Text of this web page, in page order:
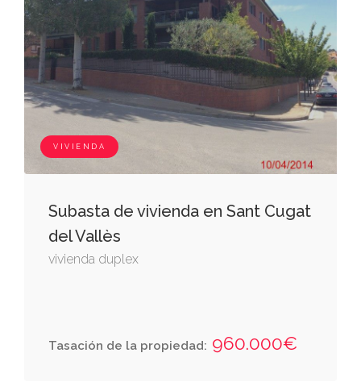
VIVIENDA
Subasta de vivienda en Sant Cugat
del Vallès
vivienda duplex
Tasación de la propiedad: 960.000€